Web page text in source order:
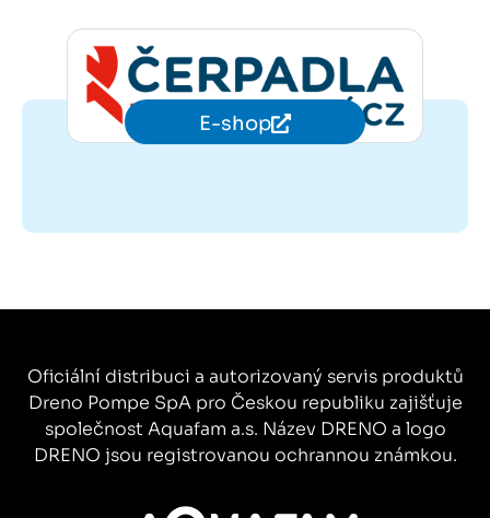
E-shop
Oficiální distribuci a autorizovaný servis produktů
Dreno Pompe SpA pro Českou republiku zajišťuje
společnost Aquafam a.s. Název DRENO a logo
DRENO jsou registrovanou ochrannou známkou.